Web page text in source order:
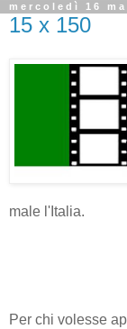
mercoledì 16
15 x 150
male l'Italia.
Per chi volesse